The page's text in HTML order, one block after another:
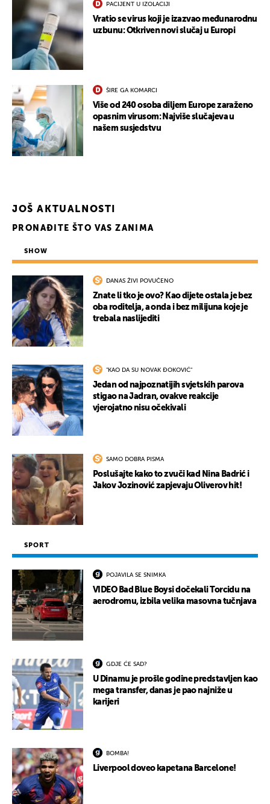
PACIJENT U IZOLACIJI
Vratio se virus koji je izazvao međunarodnu
uzbunu: Otkriven novi slučaj u Europi
ŠIRE GA KOMARCI
Više od 240 osoba diljem Europe zaraženo
opasnim virusom: Najviše slučajeva u
našem susjedstvu
JOŠ AKTUALNOSTI
PRONAĐITE ŠTO VAS ZANIMA
SHOW
DANAS ŽIVI POVUČENO
Znate li tko je ovo? Kao dijete ostala je bez
oba roditelja, a onda i bez milijuna koje je
trebala naslijediti
"KAO DA SU NOVAK ĐOKOVIĆ"
Jedan od najpoznatijih svjetskih parova
stigao na Jadran, ovakve reakcije
vjerojatno nisu očekivali
SAMO DOBRA PISMA
Poslušajte kako to zvuči kad Nina Badrić i
Jakov Jozinović zapjevaju Oliverov hit!
SPORT
POJAVILA SE SNIMKA
VIDEO Bad Blue Boysi dočekali Torcidu na
aerodromu, izbila velika masovna tučnjava
GDJE ĆE SAD?
U Dinamu je prošle godine predstavljen kao
mega transfer, danas je pao najniže u
karijeri
BOMBA!
Liverpool doveo kapetana Barcelone!
UKLJUČITE NOTIFIKACIJE